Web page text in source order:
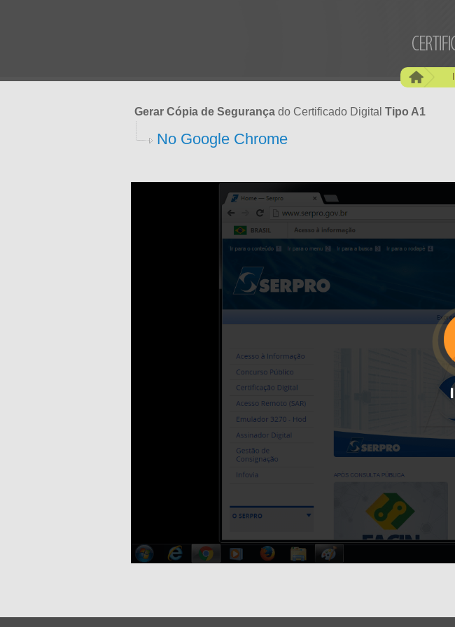
Gerar Cópia de Segurança do Certificado Digital Tipo A1
No Google Chrome